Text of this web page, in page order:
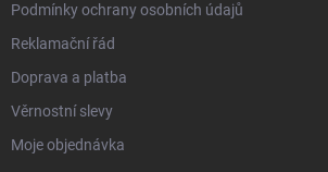
Podmínky ochrany osobních údajů
Reklamační řád
Doprava a platba
Věrnostní slevy
Moje objednávka